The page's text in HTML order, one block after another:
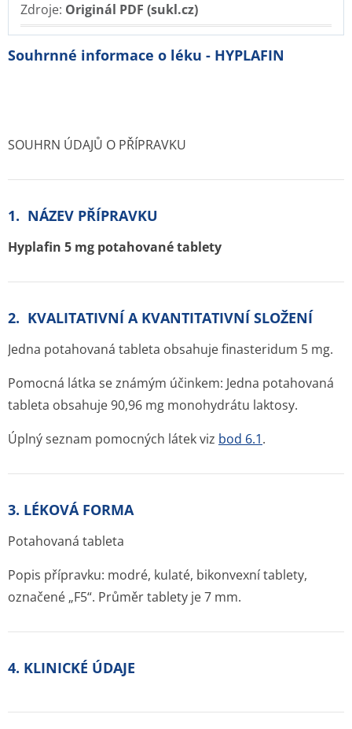
Zdroje: Originál PDF (sukl.cz)
Souhrnné informace o léku - HYPLAFIN
SOUHRN ÚDAJŮ O PŘÍPRAVKU
1. NÁZEV PŘÍPRAVKU
Hyplafin 5 mg potahované tablety
2. KVALITATIVNÍ A KVANTITATIVNÍ SLOŽENÍ
Jedna potahovaná tableta obsahuje finasteridum 5 mg.
Pomocná látka se známým účinkem: Jedna potahovaná
tableta obsahuje 90,96 mg monohydrátu laktosy.
Úplný seznam pomocných látek viz bod 6.1.
3. LÉKOVÁ FORMA
Potahovaná tableta
Popis přípravku: modré, kulaté, bikonvexní tablety,
označené „F5“. Průměr tablety je 7 mm.
4. KLINICKÉ ÚDAJE